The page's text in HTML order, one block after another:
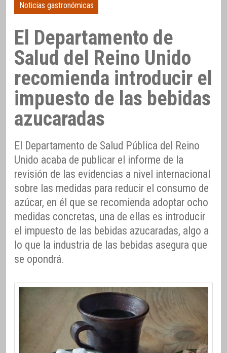
Noticias gastronómicas
El Departamento de
Salud del Reino Unido
recomienda introducir el
impuesto de las bebidas
azucaradas
El Departamento de Salud Pública del Reino
Unido acaba de publicar el informe de la
revisión de las evidencias a nivel internacional
sobre las medidas para reducir el consumo de
azúcar, en él que se recomienda adoptar ocho
medidas concretas, una de ellas es introducir
el impuesto de las bebidas azucaradas, algo a
lo que la industria de las bebidas asegura que
se opondrá.